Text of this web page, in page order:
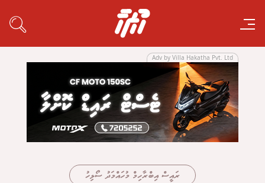
Adv by Villa Hakatha Pvt. Ltd
ރައީސް އިބްރާހިމް މުހައްމަދު ސޯލިހު